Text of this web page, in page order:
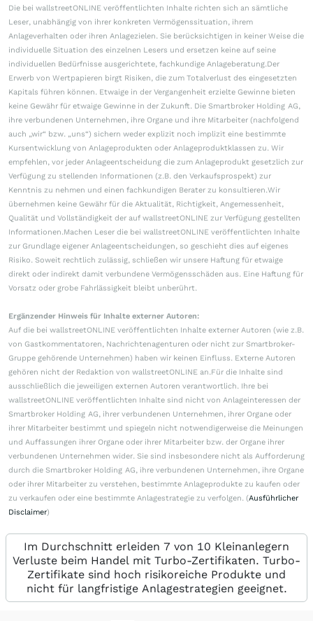
Die bei wallstreetONLINE veröffentlichten Inhalte richten sich an sämtliche
Leser, unabhängig von ihrer konkreten Vermögenssituation, ihrem
Anlageverhalten oder ihren Anlagezielen. Sie berücksichtigen in keiner Weise die
individuelle Situation des einzelnen Lesers und ersetzen keine auf seine
individuellen Bedürfnisse ausgerichtete, fachkundige Anlageberatung.Der
Erwerb von Wertpapieren birgt Risiken, die zum Totalverlust des eingesetzten
Kapitals führen können. Etwaige in der Vergangenheit erzielte Gewinne bieten
keine Gewähr für etwaige Gewinne in der Zukunft. Die Smartbroker Holding AG,
ihre verbundenen Unternehmen, ihre Organe und ihre Mitarbeiter (nachfolgend
auch „wir“ bzw. „uns“) sichern weder explizit noch implizit eine bestimmte
Kursentwicklung von Anlageprodukten oder Anlageproduktklassen zu. Wir
empfehlen, vor jeder Anlageentscheidung die zum Anlageprodukt gesetzlich zur
Verfügung zu stellenden Informationen (z.B. den Verkaufsprospekt) zur
Kenntnis zu nehmen und einen fachkundigen Berater zu konsultieren.Wir
übernehmen keine Gewähr für die Aktualität, Richtigkeit, Angemessenheit,
Qualität und Vollständigkeit der auf wallstreetONLINE zur Verfügung gestellten
Informationen.Machen Leser die bei wallstreetONLINE veröffentlichten Inhalte
zur Grundlage eigener Anlageentscheidungen, so geschieht dies auf eigenes
Risiko. Soweit rechtlich zulässig, schließen wir unsere Haftung für etwaige
direkt oder indirekt damit verbundene Vermögensschäden aus. Eine Haftung für
Vorsatz oder grobe Fahrlässigkeit bleibt unberührt.
Ergänzender Hinweis für Inhalte externer Autoren:
Auf die bei wallstreetONLINE veröffentlichten Inhalte externer Autoren (wie z.B.
von Gastkommentatoren, Nachrichtenagenturen oder nicht zur Smartbroker-
Gruppe gehörende Unternehmen) haben wir keinen Einfluss. Externe Autoren
gehören nicht der Redaktion von wallstreetONLINE an.Für die Inhalte sind
ausschließlich die jeweiligen externen Autoren verantwortlich. Ihre bei
wallstreetONLINE veröffentlichten Inhalte sind nicht von Anlageinteressen der
Smartbroker Holding AG, ihrer verbundenen Unternehmen, ihrer Organe oder
ihrer Mitarbeiter bestimmt und spiegeln nicht notwendigerweise die Meinungen
und Auffassungen ihrer Organe oder ihrer Mitarbeiter bzw. der Organe ihrer
verbundenen Unternehmen wider. Sie sind insbesondere nicht als Aufforderung
durch die Smartbroker Holding AG, ihre verbundenen Unternehmen, ihre Organe
oder ihrer Mitarbeiter zu verstehen, bestimmte Anlageprodukte zu kaufen oder
zu verkaufen oder eine bestimmte Anlagestrategie zu verfolgen. (Ausführlicher
Disclaimer)
Im Durchschnitt erleiden 7 von 10 Kleinanlegern
Verluste beim Handel mit Turbo-Zertifikaten. Turbo-
Zertifikate sind hoch risikoreiche Produkte und
nicht für langfristige Anlagestrategien geeignet.